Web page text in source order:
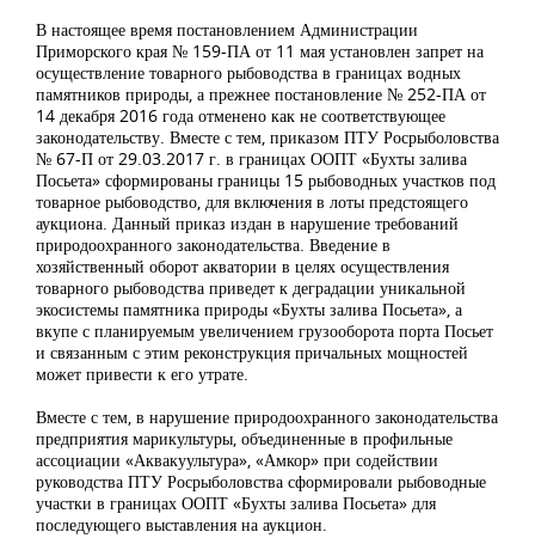
В настоящее время постановлением Администрации
Приморского края № 159-ПА от 11 мая установлен запрет на
осуществление товарного рыбоводства в границах водных
памятников природы, а прежнее постановление № 252-ПА от
14 декабря 2016 года отменено как не соответствующее
законодательству. Вместе с тем, приказом ПТУ Росрыболовства
№ 67-П от 29.03.2017 г. в границах ООПТ «Бухты залива
Посьета» сформированы границы 15 рыбоводных участков под
товарное рыбоводство, для включения в лоты предстоящего
аукциона. Данный приказ издан в нарушение требований
природоохранного законодательства. Введение в
хозяйственный оборот акватории в целях осуществления
товарного рыбоводства приведет к деградации уникальной
экосистемы памятника природы «Бухты залива Посьета», а
вкупе с планируемым увеличением грузооборота порта Посьет
и связанным с этим реконструкция причальных мощностей
может привести к его утрате.
Вместе с тем, в нарушение природоохранного законодательства
предприятия марикультуры, объединенные в профильные
ассоциации «Аквакуультура», «Амкор» при содействии
руководства ПТУ Росрыболовства сформировали рыбоводные
участки в границах ООПТ «Бухты залива Посьета» для
последующего выставления на аукцион.